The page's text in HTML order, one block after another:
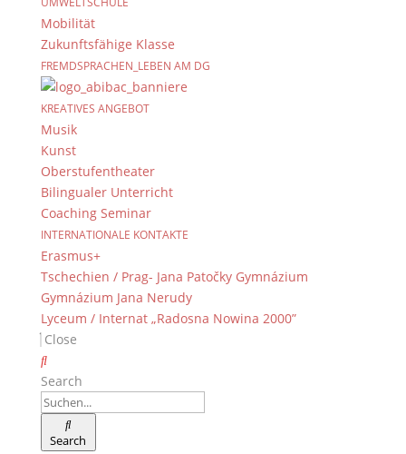
Mobilität
Zukunftsfähige Klasse
FREMDSPRACHEN_LEBEN AM DG
KREATIVES ANGEBOT
Musik
Kunst
Oberstufentheater
Bilingualer Unterricht
Coaching Seminar
INTERNATIONALE KONTAKTE
Erasmus+
Tschechien / Prag- Jana Patočky Gymnázium
Gymnázium Jana Nerudy
Lyceum / Internat „Radosna Nowina 2000”
Close
Search
Search